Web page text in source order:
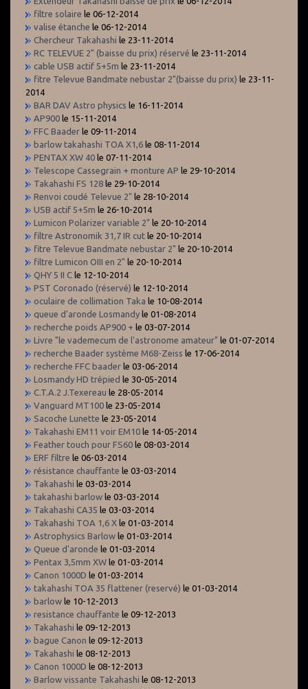
filtre solaire le 06-12-2014
valise étanche le 06-12-2014
Chercheur Takahashi le 23-11-2014
RC TELEVUE 2" (baisse du prix) réservé le 23-11-2014
cable USB actif 5+5m le 23-11-2014
fitre Televue Bandmate nebustar 2"(baisse du prix) le 23-11-
2014
BAR DAV Astro physics le 16-11-2014
AP900 le 15-11-2014
FFC Baader le 09-11-2014
barlow takahashi TOA X1,6 le 08-11-2014
PENTAX XW 40 le 07-11-2014
Telescope Cassegrain + monture AP le 29-10-2014
Takahashi FS 128 le 29-10-2014
Renvoi coudé Televue 2" le 28-10-2014
USB actif 5+5m le 26-10-2014
Lumicon Polarizer variable 2" le 20-10-2014
filtre Astronomik 31,7 IR cut le 20-10-2014
fitre Televue Bandmate nebustar 2" le 20-10-2014
filtre Lumicon OIII en 2" le 20-10-2014
QHY 5 II C le 12-10-2014
PST Coronado (réservé) le 12-10-2014
oculaire de collimation Taka le 10-08-2014
queue d'aronde Losmandy le 01-08-2014
recherche poids AP900 + le 03-07-2014
Livre "le vademecum de l'astronome amateur" le 01-07-2014
recherche Baader système M68-Zeiss le 17-06-2014
recherche FFC baader le 03-06-2014
Losmandy HD trépied le 30-05-2014
C.T.A.2 J.Texereau le 28-05-2014
Vanguard MT100 le 23-05-2014
Sacoche Lunette le 23-05-2014
Takahashi EM11 voir EM10 le 14-05-2014
Feather touch pour FS60 le 08-03-2014
ERF filtre le 06-03-2014
résistance chauffante le 03-03-2014
Takahashi le 03-03-2014
takahashi barlow le 03-03-2014
Takahashi CA35 le 03-03-2014
Takahashi TOA 1,6 X le 01-03-2014
Astrophysics Barlow le 01-03-2014
Queue d'aronde le 01-03-2014
Pentax 3,5mm XW le 01-03-2014
Canon 1000D le 01-03-2014
takahashi TOA 35 flattener (reservé) le 01-03-2014
barlow le 10-12-2013
resistance chauffante le 09-12-2013
Takahashi le 09-12-2013
bague Canon le 09-12-2013
Takahashi le 08-12-2013
Canon 1000D le 08-12-2013
Barlow vissante Takahashi le 08-12-2013